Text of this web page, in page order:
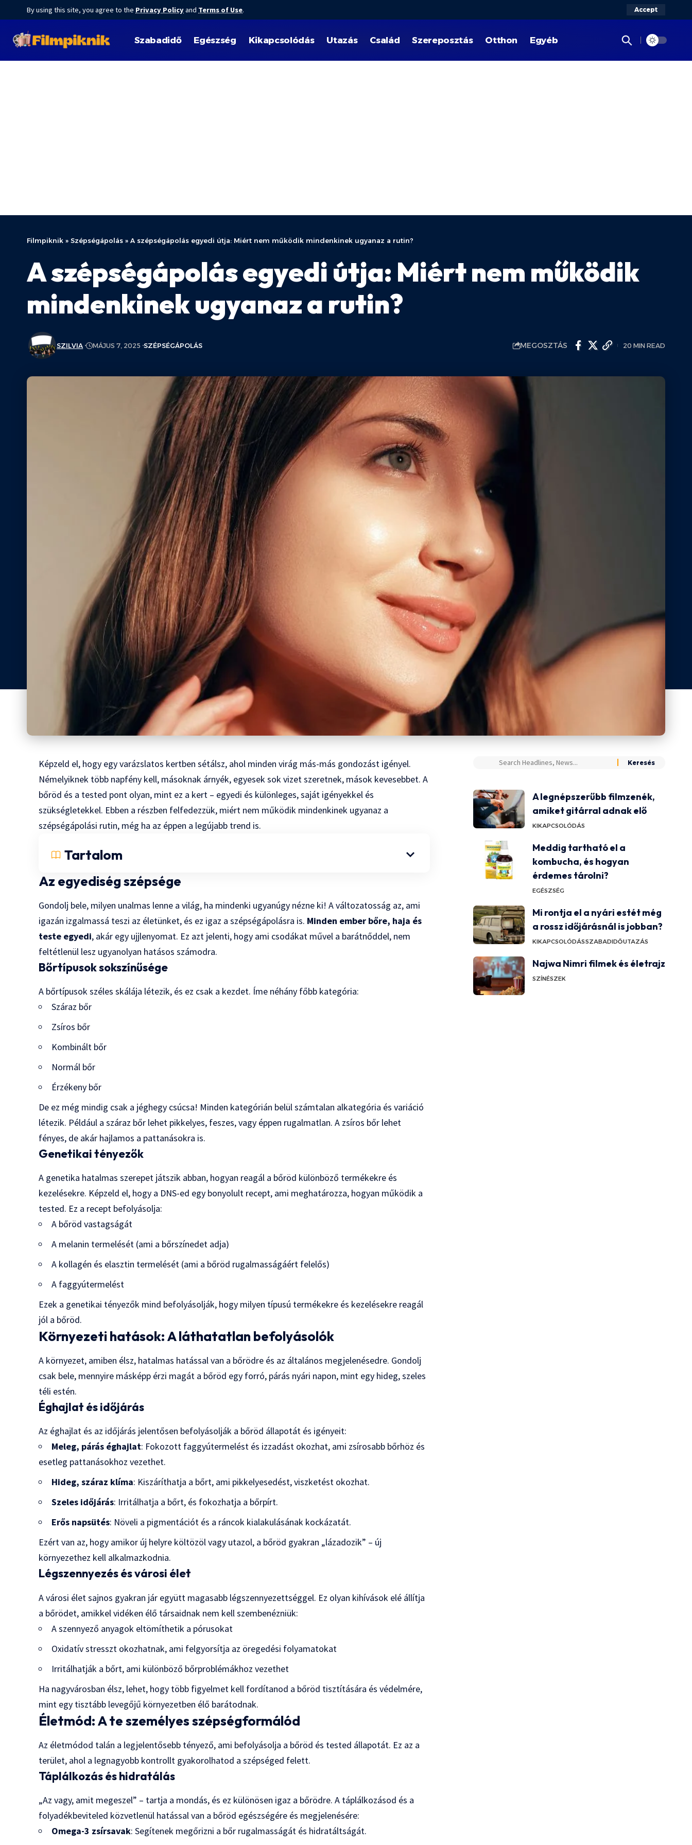
By using this site, you agree to the Privacy Policyand Terms of Use. Accept
Szabadidő Egészség Kikapcsolódás Utazás Család Szereposztás Otthon Egyéb
Filmpiknik » Szépségápolás » A szépségápolás egyedi útja: Miért nem működik mindenkinek ugyanaz a rutin?
A szépségápolás egyedi útja: Miért nem működik
mindenkinek ugyanaz a rutin?
SZILVIA MÁJUS 7, 2025 SZÉPSÉGÁPOLÁS MEGOSZTÁS 20 MIN READ
Képzeld el, hogy egy varázslatos kertben sétálsz, ahol minden virág más-más gondozást igényel.
Némelyiknek több napfény kell, másoknak árnyék, egyesek sok vizet szeretnek, mások kevesebbet. A
bőröd és a tested pont olyan, mint ez a kert – egyedi és különleges, saját igényekkel és
szükségletekkel. Ebben a részben felfedezzük, miért nem működik mindenkinek ugyanaz a
szépségápolási rutin, még ha az éppen a legújabb trend is.
Tartalom
Az egyediség szépsége
Gondolj bele, milyen unalmas lenne a világ, ha mindenki ugyanúgy nézne ki! A változatosság az, ami
igazán izgalmassá teszi az életünket, és ez igaz a szépségápolásra is. Minden ember bőre, haja és
teste egyedi, akár egy ujjlenyomat. Ez azt jelenti, hogy ami csodákat művel a barátnőddel, nem
feltétlenül lesz ugyanolyan hatásos számodra.
Bőrtípusok sokszínűsége
A bőrtípusok széles skálája létezik, és ez csak a kezdet. Íme néhány főbb kategória:
Száraz bőr
Zsíros bőr
Kombinált bőr
Normál bőr
Érzékeny bőr
De ez még mindig csak a jéghegy csúcsa! Minden kategórián belül számtalan alkategória és variáció
létezik. Például a száraz bőr lehet pikkelyes, feszes, vagy éppen rugalmatlan. A zsíros bőr lehet
fényes, de akár hajlamos a pattanásokra is.
Genetikai tényezők
A genetika hatalmas szerepet játszik abban, hogyan reagál a bőröd különböző termékekre és
kezelésekre. Képzeld el, hogy a DNS-ed egy bonyolult recept, ami meghatározza, hogyan működik a
tested. Ez a recept befolyásolja:
A bőröd vastagságát
A melanin termelését (ami a bőrszínedet adja)
A kollagén és elasztin termelését (ami a bőröd rugalmasságáért felelős)
A faggyútermelést
Ezek a genetikai tényezők mind befolyásolják, hogy milyen típusú termékekre és kezelésekre reagál
jól a bőröd.
Környezeti hatások: A láthatatlan befolyásolók
A környezet, amiben élsz, hatalmas hatással van a bőrödre és az általános megjelenésedre. Gondolj
csak bele, mennyire másképp érzi magát a bőröd egy forró, párás nyári napon, mint egy hideg, szeles
téli estén.
Éghajlat és időjárás
Az éghajlat és az időjárás jelentősen befolyásolják a bőröd állapotát és igényeit:
Meleg, párás éghajlat: Fokozott faggyútermelést és izzadást okozhat, ami zsírosabb bőrhöz és
esetleg pattanásokhoz vezethet.
Hideg, száraz klíma: Kiszáríthatja a bőrt, ami pikkelyesedést, viszketést okozhat.
Szeles időjárás: Irritálhatja a bőrt, és fokozhatja a bőrpírt.
Erős napsütés: Növeli a pigmentációt és a ráncok kialakulásának kockázatát.
Ezért van az, hogy amikor új helyre költözöl vagy utazol, a bőröd gyakran „lázadozik” – új
környezethez kell alkalmazkodnia.
Légszennyezés és városi élet
A városi élet sajnos gyakran jár együtt magasabb légszennyezettséggel. Ez olyan kihívások elé állítja
a bőrödet, amikkel vidéken élő társaidnak nem kell szembenézniük:
A szennyező anyagok eltömíthetik a pórusokat
Oxidatív stresszt okozhatnak, ami felgyorsítja az öregedési folyamatokat
Irritálhatják a bőrt, ami különböző bőrproblémákhoz vezethet
Ha nagyvárosban élsz, lehet, hogy több figyelmet kell fordítanod a bőröd tisztítására és védelmére,
mint egy tisztább levegőjű környezetben élő barátodnak.
Életmód: A te személyes szépségformálód
Az életmódod talán a legjelentősebb tényező, ami befolyásolja a bőröd és tested állapotát. Ez az a
terület, ahol a legnagyobb kontrollt gyakorolhatod a szépséged felett.
Táplálkozás és hidratálás
„Az vagy, amit megeszel” – tartja a mondás, és ez különösen igaz a bőrödre. A táplálkozásod és a
folyadékbeviteled közvetlenül hatással van a bőröd egészségére és megjelenésére:
Omega-3 zsírsavak: Segítenek megőrizni a bőr rugalmasságát és hidratáltságát.
A legnépszerűbb filmzenék,
amiket gitárral adnak elő
KIKAPCSOLÓDÁS
Meddig tartható el a
kombucha, és hogyan
érdemes tárolni?
EGÉSZSÉG
Mi rontja el a nyári estét még
a rossz időjárásnál is jobban?
KIKAPCSOLÓDÁSSZABADIDŐUTAZÁS
Najwa Nimri filmek és életrajz
SZÍNÉSZEK